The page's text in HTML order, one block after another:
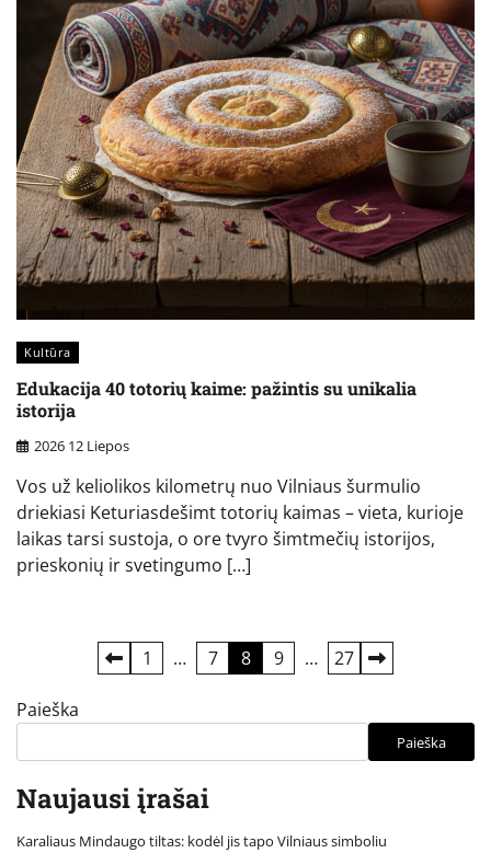
Kultūra
Edukacija 40 totorių kaime: pažintis su unikalia
istorija
2026 12 Liepos
Vos už keliolikos kilometrų nuo Vilniaus šurmulio
driekiasi Keturiasdešimt totorių kaimas – vieta, kurioje
laikas tarsi sustoja, o ore tvyro šimtmečių istorijos,
prieskonių ir svetingumo […]
puslapiavimas
1 … 7 8 9 … 27
Paieška
Paieška
Naujausi įrašai
Karaliaus Mindaugo tiltas: kodėl jis tapo Vilniaus simboliu